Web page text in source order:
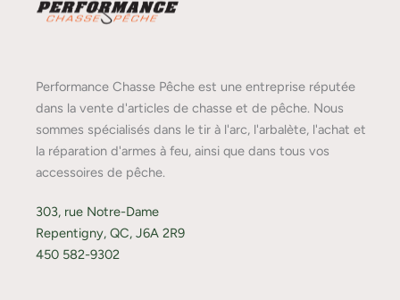
Performance Chasse Pêche est une entreprise réputée
dans la vente d'articles de chasse et de pêche. Nous
sommes spécialisés dans le tir à l'arc, l'arbalète, l'achat et
la réparation d'armes à feu, ainsi que dans tous vos
accessoires de pêche.
303, rue Notre-Dame
Repentigny, QC, J6A 2R9
450 582-9302